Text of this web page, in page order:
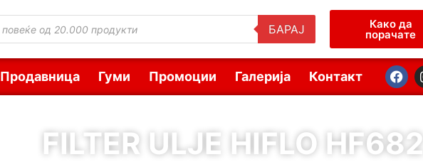
БАРАЈ Како да
порачате
Продавница Гуми Промоции Галерија Контакт
FILTER ULJE HIFLO HF682